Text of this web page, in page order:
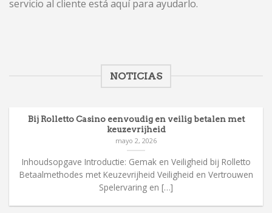
servicio al cliente está aquí para ayudarlo.
NOTICIAS
Bij Rolletto Casino eenvoudig en veilig betalen met
keuzevrijheid
mayo 2, 2026
Inhoudsopgave Introductie: Gemak en Veiligheid bij Rolletto
Betaalmethodes met Keuzevrijheid Veiligheid en Vertrouwen
Spelervaring en […]